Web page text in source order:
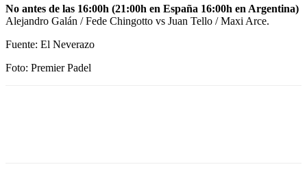
No antes de las 16:00h (21:00h en España 16:00h en Argentina)
Alejandro Galán / Fede Chingotto vs Juan Tello / Maxi Arce.
Fuente: El Neverazo
Foto: Premier Padel